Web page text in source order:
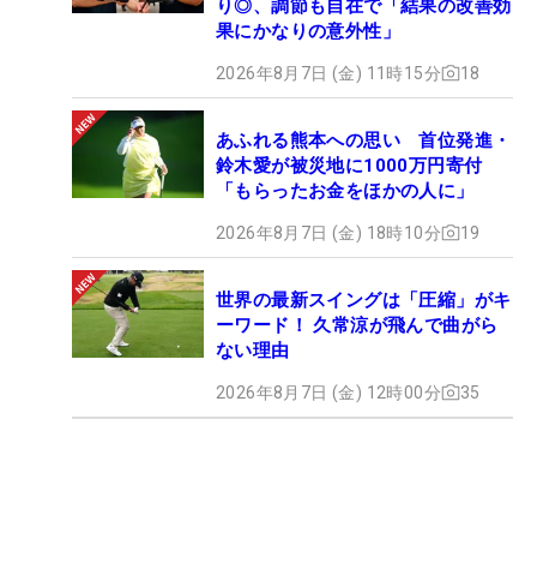
り◎、調節も自在で「結果の改善効
果にかなりの意外性」
2026年8月7日 (金) 11時15分 18
あふれる熊本への思い 首位発進・
鈴木愛が被災地に1000万円寄付
「もらったお金をほかの人に」
2026年8月7日 (金) 18時10分 19
世界の最新スイングは「圧縮」がキ
ーワード！ 久常涼が飛んで曲がら
ない理由
2026年8月7日 (金) 12時00分 35